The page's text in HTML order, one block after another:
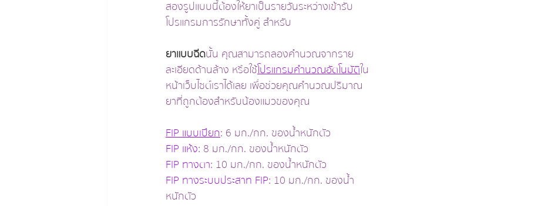
สองรูปแบบนี้ต้องให้ยาเป็นรายวันระหว่างเข้ารับ
โปรแกรมการรักษาทั้งคู่ สำหรับ
ยาแบบฉีดนั้น คุณสามารถลองคำนวณจากราย
ละเอียดด้านล้าง หรือใช้โปรแกรมคำนวณอัตโนมัติใน
หน้าเว็บไซต์เราได้เลย เพื่อช่วยคุณคำนวณปริมาณ
ยาที่ถูกต้องสำหรับน้องแมวของคุณ
FIP แบบเปียก: 6 มก./กก. ของน้ำหนักตัว
FIP แห้ง: 8 มก./กก. ของน้ำหนักตัว
FIP ทางตา: 10 มก./กก. ของน้ำหนักตัว
FIP ทางระบบประสาท FIP: 10 มก./กก. ของน้ำ
หนักตัว